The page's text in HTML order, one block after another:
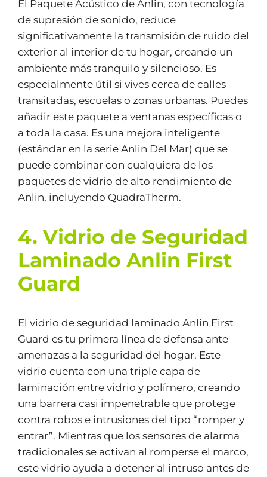
El Paquete Acústico de Anlin, con tecnología
de supresión de sonido, reduce
significativamente la transmisión de ruido del
exterior al interior de tu hogar, creando un
ambiente más tranquilo y silencioso. Es
especialmente útil si vives cerca de calles
transitadas, escuelas o zonas urbanas. Puedes
añadir este paquete a ventanas específicas o
a toda la casa. Es una mejora inteligente
(estándar en la serie Anlin Del Mar) que se
puede combinar con cualquiera de los
paquetes de vidrio de alto rendimiento de
Anlin, incluyendo QuadraTherm.
4. Vidrio de Seguridad
Laminado Anlin First
Guard
El vidrio de seguridad laminado Anlin First
Guard es tu primera línea de defensa ante
amenazas a la seguridad del hogar. Este
vidrio cuenta con una triple capa de
laminación entre vidrio y polímero, creando
una barrera casi impenetrable que protege
contra robos e intrusiones del tipo “romper y
entrar”. Mientras que los sensores de alarma
tradicionales se activan al romperse el marco,
este vidrio ayuda a detener al intruso antes de